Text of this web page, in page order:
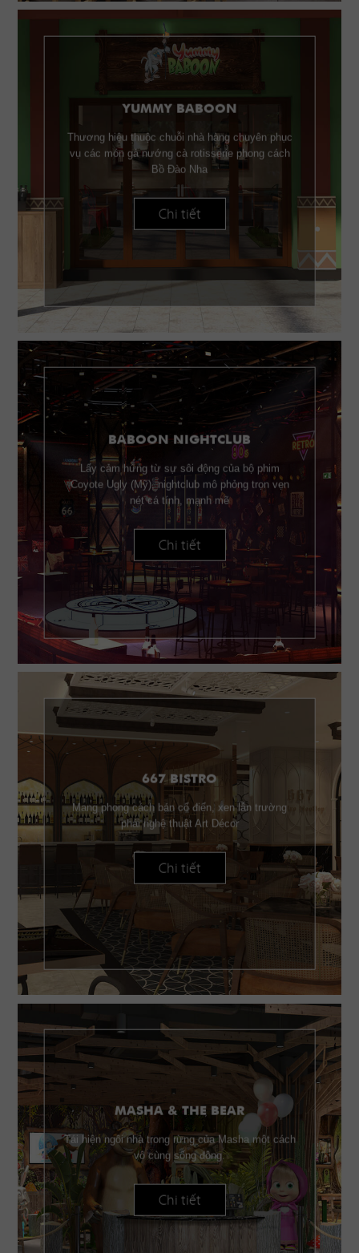
YUMMY BABOON
Thương hiệu thuộc chuỗi nhà hàng chuyên phục
vụ các món gà nướng cà rotisserie phong cách
Bồ Đào Nha
Chi tiết
BABOON NIGHTCLUB
Lấy cảm hứng từ sự sôi động của bộ phim
Coyote Ugly (Mỹ), nightclub mô phỏng trọn vẹn
nét cá tính, mạnh mẽ
Chi tiết
667 BISTRO
Mang phong cách bán cổ điển, xen lẫn trường
phái nghệ thuật Art Décor
Chi tiết
MASHA & THE BEAR
Tái hiện ngôi nhà trong rừng của Masha một cách
vô cùng sống động.
Chi tiết